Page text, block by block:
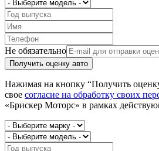
Не обязательно
Получить оценку авто
Нажимая на кнопку “Получить
свое согласие на обработку своих
«Брискер Моторс» в рамках